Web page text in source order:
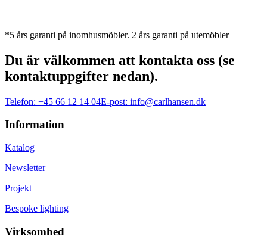
*5 års garanti på inomhusmöbler. 2 års garanti på utemöbler
Du är välkommen att kontakta oss (se
kontaktuppgifter nedan).
Telefon: +45 66 12 14 04E-post: info@carlhansen.dk
Information
Katalog
Newsletter
Projekt
Bespoke lighting
Virksomhed